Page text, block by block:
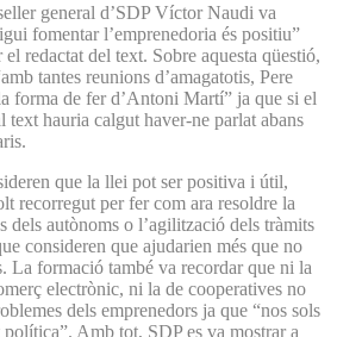
general d’SDP Víctor Naudi va
fomentar l’emprenedoria és positiu”
el redactat del text. Sobre aquesta qüestió,
tantes reunions d’amagatotis, Pere
forma de fer d’Antoni Martí” ja que si el
hauria calgut haver-ne parlat abans
que la llei pot ser positiva i útil,
recorregut per fer com ara resoldre la
dels autònoms o l’agilització dels tràmits
consideren que ajudarien més que no
La formació també va recordar que ni la
electrònic, ni la de cooperatives no
dels emprenedors ja que “nos sols
Amb tot, SDP es va mostrar a